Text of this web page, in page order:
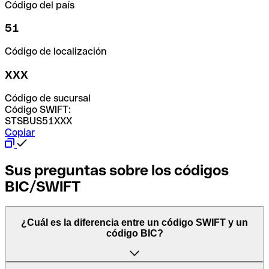
Código del país
51
Código de localización
XXX
Código de sucursal
Código SWIFT:
STSBUS51XXX
Copiar
Sus preguntas sobre los códigos
BIC/SWIFT
¿Cuál es la diferencia entre un código SWIFT y un
código BIC?